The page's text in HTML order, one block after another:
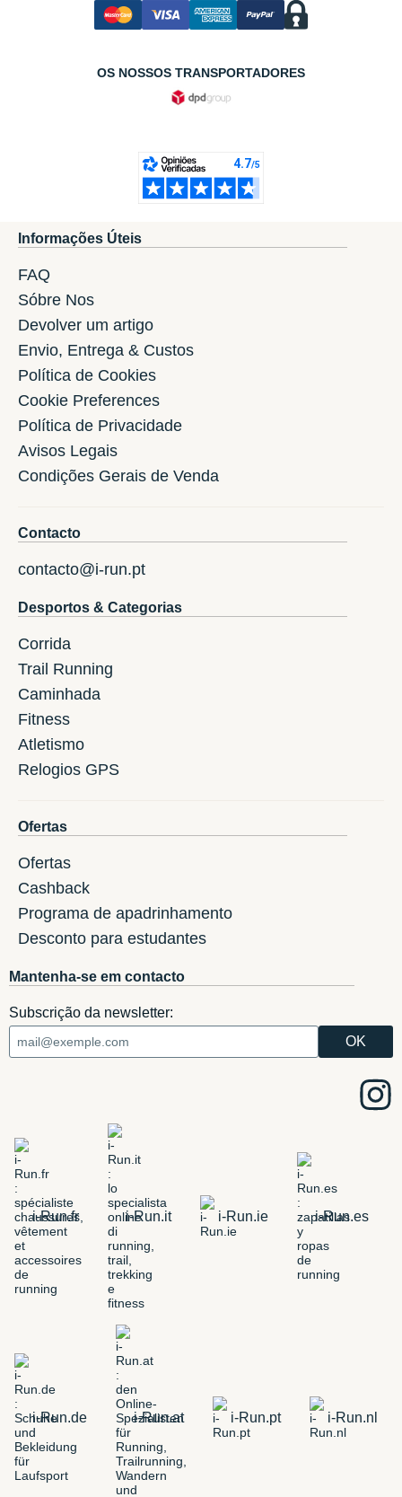
OS NOSSOS TRANSPORTADORES
Informações Úteis
FAQ
Sóbre Nos
Devolver um artigo
Envio, Entrega & Custos
Política de Cookies
Cookie Preferences
Política de Privacidade
Avisos Legais
Condições Gerais de Venda
Contacto
contacto@i-run.pt
Desportos & Categorias
Corrida
Trail Running
Caminhada
Fitness
Atletismo
Relogios GPS
Ofertas
Ofertas
Cashback
Programa de apadrinhamento
Desconto para estudantes
Mantenha-se em contacto
Subscrição da newsletter:
i-Run.fr i-Run.it i-Run.ie i-Run.es
i-Run.de i-Run.at i-Run.pt i-Run.nl